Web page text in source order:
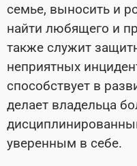
семье, выносить и
найти любящего и
также служит
неприятных
способствует в
делает владельца
уверенным в себе.